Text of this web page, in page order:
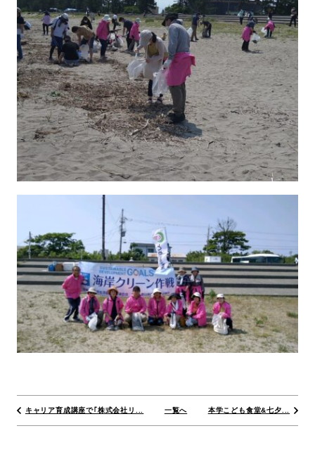
キャリア育成講座で｢株式会社リ... 一覧へ 本学こども食堂&七夕...